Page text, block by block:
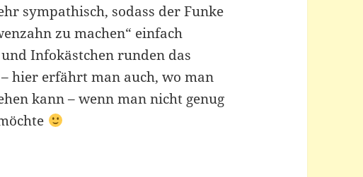
sympathisch, sodass der Funke
zu machen“ einfach
Infokästchen runden das
hier erfährt man auch, wo man
kann – wenn man nicht genug